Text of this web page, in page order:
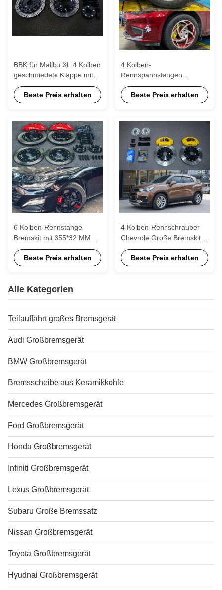
BBK für Malibu XL 4 Kolben
geschmiedete Klappe mit
345*28mm Rotor 18 Zoll
Rad TEI Racing Big Brake
Beste Preis erhalten
4 Kolben-
Rennspannstangen
Chevrole Große Bremskit
355*28 MM
Bremsbeläge für Malibu 17
Zoll Felge
Beste Preis erhalten
6 Kolben-Rennstange
Bremskit mit 355*32 MM
High Carbon Disc Racing
für Chevrolet Malibu XL 18
Beste Preis erhalten
4 Kolben-Rennschrauber
Chevrole Große Bremskit
355*28 MM
Hochkohlenstoffscheibe
Beste Preis erhalten
Alle Kategorien
Teilauffahrt großes Bremsgerät
Audi Großbremsgerät
BMW Großbremsgerät
Bremsscheibe aus Keramikkohle
Mercedes Großbremsgerät
Ford Großbremsgerät
Honda Großbremsgerät
Infiniti Großbremsgerät
Lexus Großbremsgerät
Subaru Große Bremssatz
Nissan Großbremsgerät
Toyota Großbremsgerät
Hyudnai Großbremsgerät